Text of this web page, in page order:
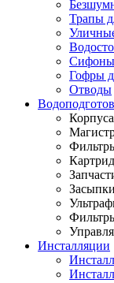
Трапы
Сифоны
Гофры
Отводы
Инсталляции